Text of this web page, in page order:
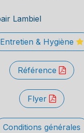
Entretien & Hygiène
Référence
Flyer
Conditions générales